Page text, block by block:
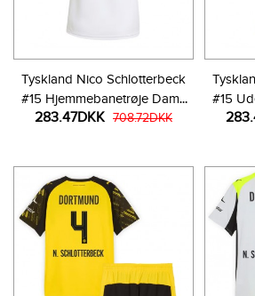
Tyskland Nico Schlotterbeck
#15 Hjemmebanetrøje Dame
VM 2026 Kortærmet
283.47DKK 708.72DKK
#15